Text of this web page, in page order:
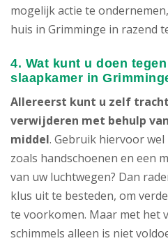
mogelijk actie te
huis in Grimminge in razend
4. Wat kunt u doen
slaapkamer in
Allereerst kunt u zelf
verwijderen met behulp
middel. Gebruik hiervoor
zoals handschoenen en een
van uw luchtwegen? Dan
klus uit te besteden, om
te voorkomen. Maar met het
schimmels alleen is niet